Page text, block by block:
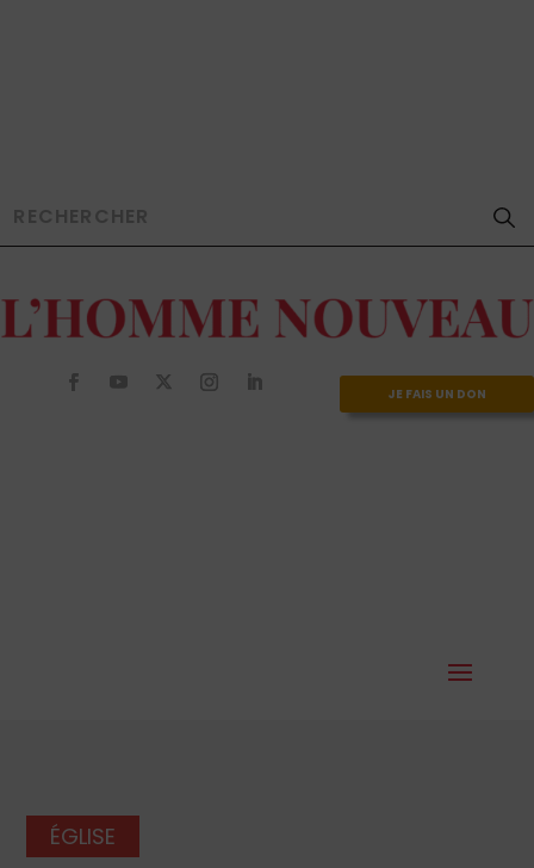
JE FAIS UN DON
ÉGLISE